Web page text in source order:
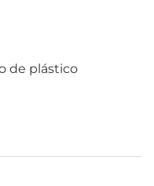
de plástico